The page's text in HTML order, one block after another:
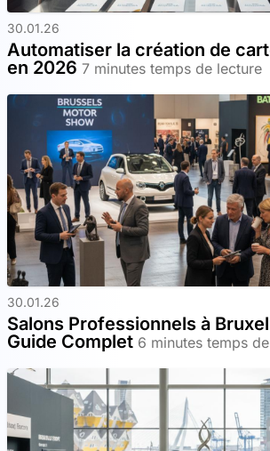
30.01.26
Automatiser la création de
en 2026 7 minutes temps de lecture
30.01.26
Salons Professionnels à
Guide Complet 6 minutes temps